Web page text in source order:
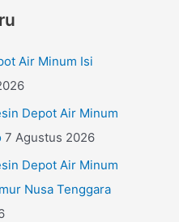
Air Minum Isi
Depot Air Minum
7 Agustus 2026
Depot Air Minum
Nusa Tenggara